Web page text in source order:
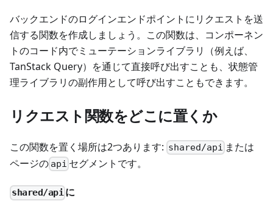
バックエンドのログインエンドポイントにリクエストを送
信する関数を作成しましょう。この関数は、コンポーネン
トのコード内でミューテーションライブラリ（例えば、
TanStack Query）を通じて直接呼び出すことも、状態管
理ライブラリの副作用として呼び出すこともできます。
リクエスト関数をどこに置くか
この関数を置く場所は2つあります: shared/api または
ページの api セグメントです。
shared/api に